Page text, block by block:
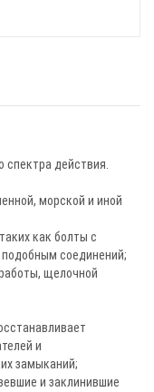
действия.
морской и иной
как болты с
соединений;
щелочной
и
замыканий;
и заклинившие